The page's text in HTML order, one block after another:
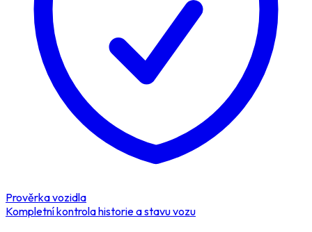
Prověrka vozidla
Kompletní kontrola historie a stavu vozu